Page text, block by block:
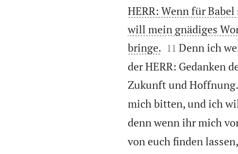
HERR: Wenn für
will mein gnädiges
bringe.
11 Denn ich
der HERR: Gedanken
Zukunft und Hoffnung.
mich bitten, und ich
denn wenn ihr mich
von euch finden